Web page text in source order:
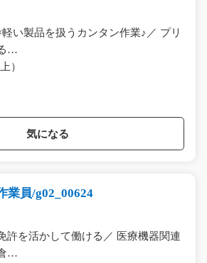
い製品を扱うカンタン作業♪／ プリ
…
）
気になる
業員/g02_00624
許を活かして働ける／ 医療機器関連
…